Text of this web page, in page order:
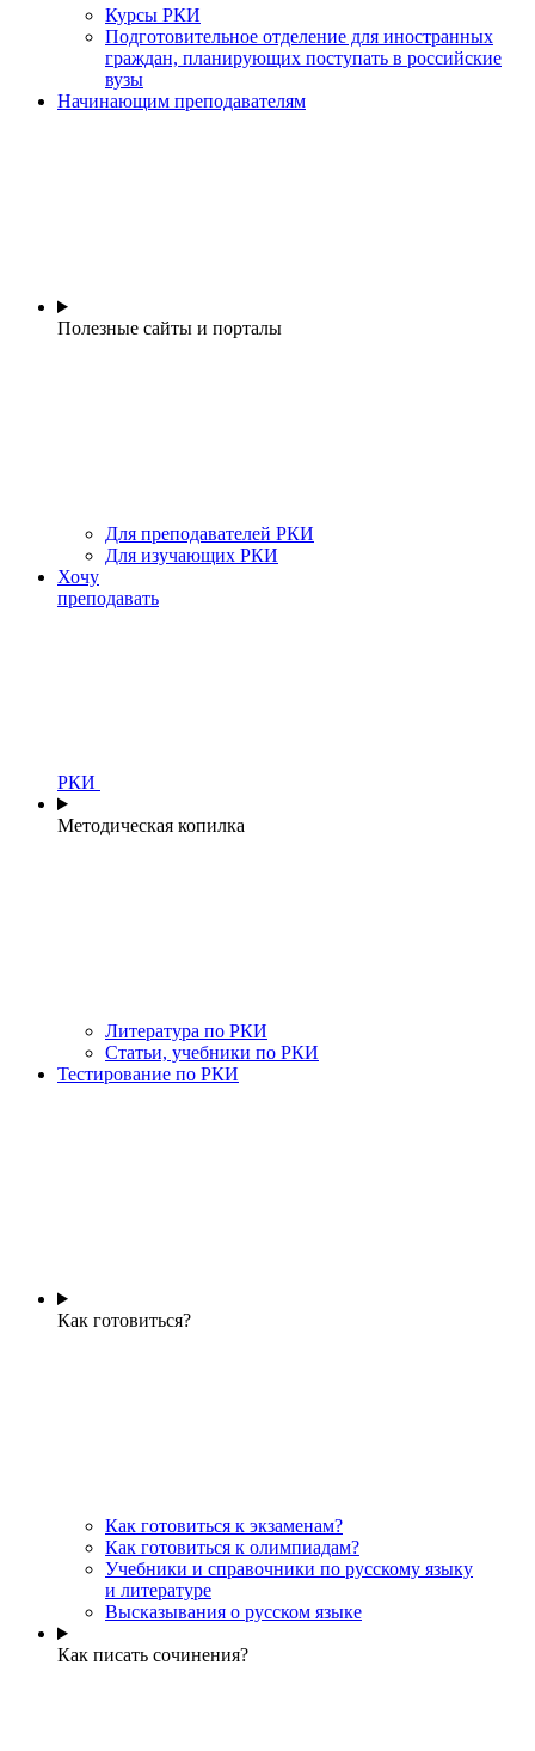
Курсы РКИ
Подготовительное отделение для иностранных
граждан, планирующих поступать в российские
вузы
Начинающим преподавателям
Полезные сайты и порталы
Для преподавателей РКИ
Для изучающих РКИ
Хочу
преподавать
РКИ
Методическая копилка
Литература по РКИ
Статьи, учебники по РКИ
Тестирование по РКИ
Как готовиться?
Как готовиться к экзаменам?
Как готовиться к олимпиадам?
Учебники и справочники по русскому языку
и литературе
Высказывания о русском языке
Как писать сочинения?